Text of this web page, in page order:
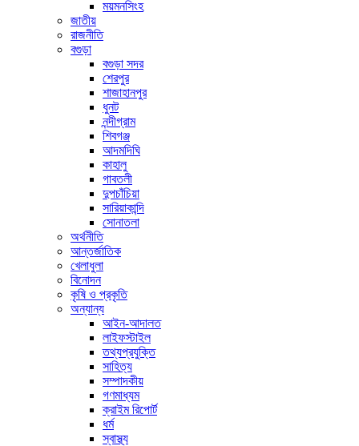
ময়মনসিংহ
জাতীয়
রাজনীতি
বগুড়া
বগুড়া সদর
শেরপুর
শাজাহানপুর
ধুনট
নন্দীগ্রাম
শিবগঞ্জ
আদমদিঘি
কাহালু
গাবতলী
দুপচাঁচিয়া
সারিয়াকান্দি
সোনাতলা
অর্থনীতি
আন্তর্জাতিক
খেলাধুলা
বিনোদন
কৃষি ও প্রকৃতি
অন্যান্য
আইন-আদালত
লাইফস্টাইল
তথ্যপ্রযুক্তি
সাহিত্য
সম্পাদকীয়
গণমাধ্যম
ক্রাইম রিপোর্ট
ধর্ম
স্বাস্থ্য